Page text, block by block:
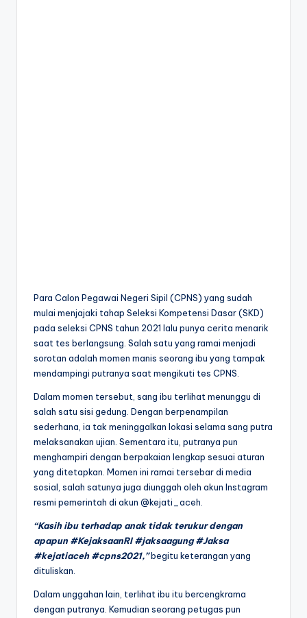
Para Calon Pegawai Negeri Sipil (CPNS) yang sudah
mulai menjajaki tahap Seleksi Kompetensi Dasar (SKD)
pada seleksi CPNS tahun 2021 lalu punya cerita menarik
saat tes berlangsung. Salah satu yang ramai menjadi
sorotan adalah momen manis seorang ibu yang tampak
mendampingi putranya saat mengikuti tes CPNS.
Dalam momen tersebut, sang ibu terlihat menunggu di
salah satu sisi gedung. Dengan berpenampilan
sederhana, ia tak meninggalkan lokasi selama sang putra
melaksanakan ujian. Sementara itu, putranya pun
menghampiri dengan berpakaian lengkap sesuai aturan
yang ditetapkan. Momen ini ramai tersebar di media
sosial, salah satunya juga diunggah oleh akun Instagram
resmi pemerintah di akun @kejati_aceh.
“Kasih ibu terhadap anak tidak terukur dengan
apapun #KejaksaanRI #jaksaagung #Jaksa
#kejatiaceh #cpns2021,”begitu keterangan yang
dituliskan.
Dalam unggahan lain, terlihat ibu itu bercengkrama
dengan putranya. Kemudian seorang petugas pun